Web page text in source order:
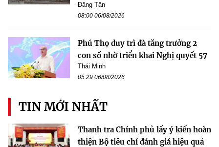
Đăng Tân
08:00 06/08/2026
Phú Thọ duy trì đà tăng trưởng 2
con số nhờ triển khai Nghị quyết 57
Thái Minh
05:29 06/08/2026
TIN MỚI NHẤT
Thanh tra Chính phủ lấy ý kiến hoàn
thiện Bộ tiêu chí đánh giá hiệu quả